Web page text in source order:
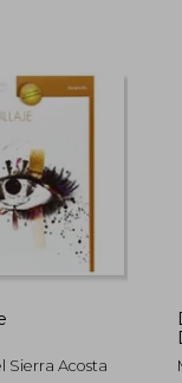
45%
dcto. $
Sierra Acosta